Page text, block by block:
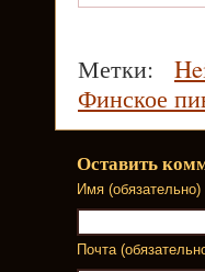
Метки:
Финское
Оставить
Имя (обязательно)
Почта